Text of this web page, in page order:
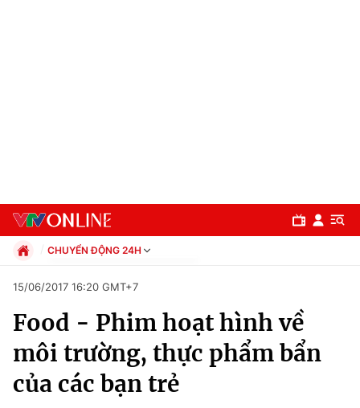
Chuyên mục
Chính trị
CHUYỂN ĐỘNG 24H
Xã hội
Pháp luật
Thể thao
Truyền hình
Văn hóa - Giải trí
15/06/2017 16:20 GMT+7
Food - Phim hoạt hình về
môi trường, thực phẩm bẩn
của các bạn trẻ